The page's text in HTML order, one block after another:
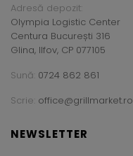
Adresă depozit:
Olympia Logistic Center
Centura București 316
Glina, Ilfov, CP 077105
Sună: 0724 862 861
Scrie: office@grillmarket.ro
NEWSLETTER